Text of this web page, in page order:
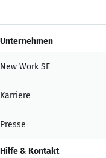
Unternehmen
New Work SE
Karriere
Presse
Hilfe & Kontakt